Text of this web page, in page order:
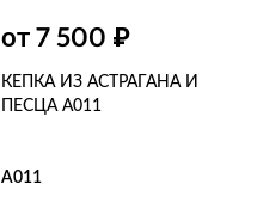
от 7 500 ₽
КЕПКА ИЗ АСТРАГАНА И
ПЕСЦА А011
А011